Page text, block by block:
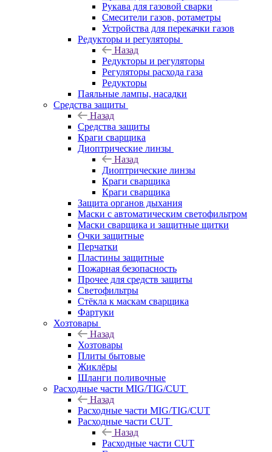
Рукава для газовой сварки
Смесители газов, ротаметры
Устройства для перекачки газов
Редукторы и регуляторы
Назад
Редукторы и регуляторы
Регуляторы расхода газа
Редукторы
Паяльные лампы, насадки
Средства защиты
Назад
Средства защиты
Краги сварщика
Диоптрические линзы
Назад
Диоптрические линзы
Краги сварщика
Краги сварщика
Защита органов дыхания
Маски с автоматическим светофильтром
Маски сварщика и защитные щитки
Очки защитные
Перчатки
Пластины защитные
Пожарная безопасность
Прочее для средств защиты
Светофильтры
Стёкла к маскам сварщика
Фартуки
Хозтовары
Назад
Хозтовары
Плиты бытовые
Жиклёры
Шланги поливочные
Расходные части MIG/TIG/CUT
Назад
Расходные части MIG/TIG/CUT
Расходные части CUT
Назад
Расходные части CUT